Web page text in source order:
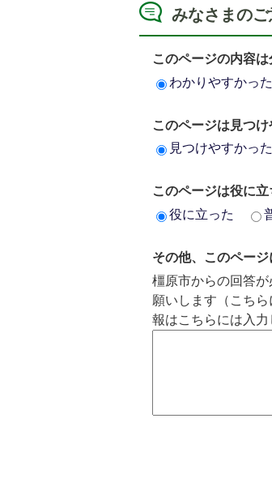
みなさまの
このページの内容
わかりやすかった
このページは見つ
見つけやすかった
このページは役に立
役に立った
その他、このペー
橿原市からの回答
願いします（こち
報はこちらには入力